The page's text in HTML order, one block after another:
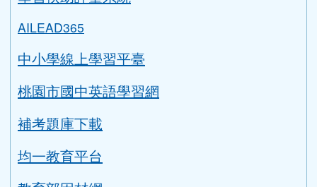
搜尋